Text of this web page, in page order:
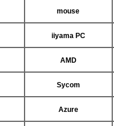
mouse
iiyama PC
AMD
Sycom
Azure